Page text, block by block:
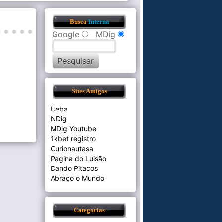
BuscaInterna
Google MDig
Sites Amigos
Ueba
NDig
MDig Youtube
1xbet registro
Curionautasa
Página do Luisão
Dando Pitacos
Abraço o Mundo
Categorias